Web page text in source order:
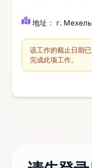
地址： г.
该工作的截止日期
完成此项工作。